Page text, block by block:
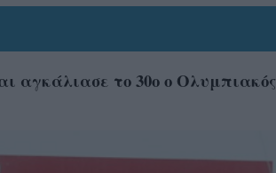
αγκάλιασε το 30ο ο Ολυμπιακός